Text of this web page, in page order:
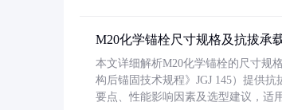
M20化学锚栓尺寸规格及抗拔承
本文详细解析M20化学锚栓的尺寸规
构后锚固技术规程》JGJ 145）提供
要点、性能影响因素及选型建议，适